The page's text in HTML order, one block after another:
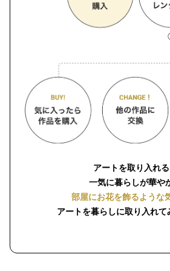
アートを取り入れる
一気に暮らしが華や
部屋にお花を飾るような
アートを暮らしに取り入れて